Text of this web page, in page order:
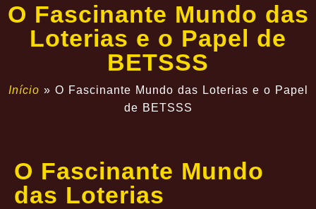
O Fascinante Mundo das
Loterias e o Papel de
BETSSS
Início » O Fascinante Mundo das Loterias e o Papel
de BETSSS
O Fascinante Mundo
das Loterias